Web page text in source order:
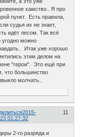
хамство.. Я про
пункт. Есть правила,
судья их не знает,
идёт лесом. Так всё
угодно можно
Итак уже хорошо
этим делом на
"герои". Это ещё при
что большинство
молчать..
11
2015-
01:27:32
2-го разряда и